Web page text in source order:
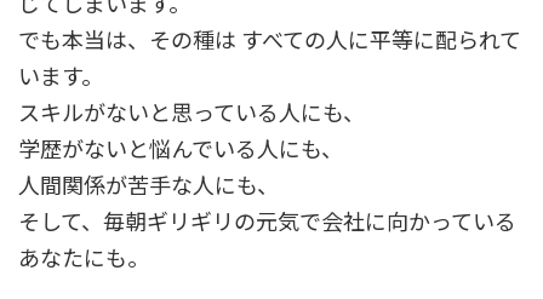
でも本当は、その種は すべての人に平等に配られて
います。
スキルがないと思っている人にも、
学歴がないと悩んでいる人にも、
人間関係が苦手な人にも、
そして、毎朝ギリギリの元気で会社に向かっている
あなたにも。